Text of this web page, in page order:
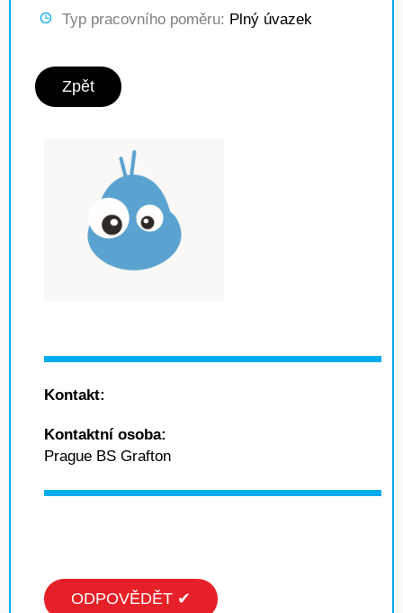
Typ pracovního poměru: Plný úvazek
Zpět
Kontakt:
Kontaktní osoba:
Prague BS Grafton
ODPOVĚDĚT ✔